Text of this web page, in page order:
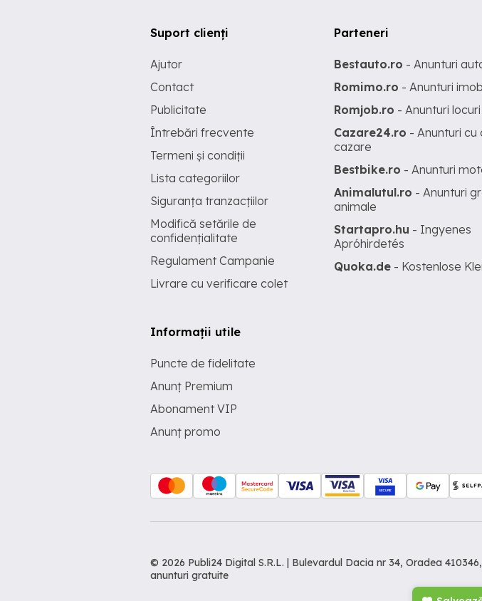
Suport clienți
Ajutor
Contact
Publicitate
Întrebări frecvente
Termeni și condiții
Lista categoriilor
Siguranța tranzacțiilor
Modifică setările de
confidențialitate
Regulament Campanie
Livrare cu verificare colet
Informații utile
Puncte de fidelitate
Anunț Premium
Abonament VIP
Anunț promo
Parteneri
Bestauto.ro - Anunturi
Romimo.ro - Anunturi
Romjob.ro - Anunturi
Cazare24.ro - Anunturi
cazare
Bestbike.ro - Anunturi
Animalutul.ro - Anunturi
animale
Startapro.hu - Ingyenes
Apróhirdetés
Quoka.de - Kostenlose
© 2026 Publi24 Digital S.R.L. | Bulevardul Dacia nr 34, Oradea
anunturi gratuite